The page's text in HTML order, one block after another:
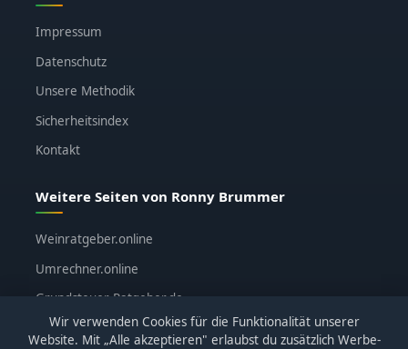
Impressum
Datenschutz
Unsere Methodik
Sicherheitsindex
Kontakt
Weitere Seiten von Ronny Brummer
Weinratgeber.online
Umrechner.online
Grundsteuer-Ratgeber.de
ronnybrummer.de
Wir verwenden Cookies für die Funktionalität unserer
Website. Mit „Alle akzeptieren" erlaubst du zusätzlich Werbe-